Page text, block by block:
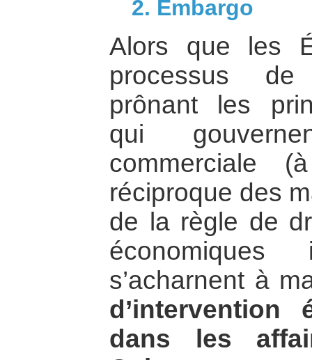
2. Embargo
Alors que les
processus
prônant les
qui
commerciale
réciproque des
de la règle de
économiques
s’acharnent à
d’intervention
dans les